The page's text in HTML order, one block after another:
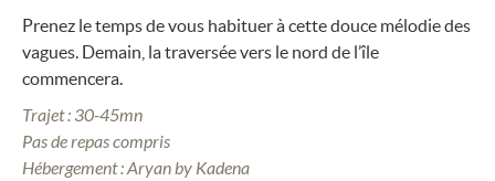
Prenez le temps de vous habituer à cette douce mélodie des
vagues. Demain, la traversée vers le nord de l’île
commencera.
Trajet : 30-45mn
Pas de repas compris
Hébergement : Aryan by Kadena